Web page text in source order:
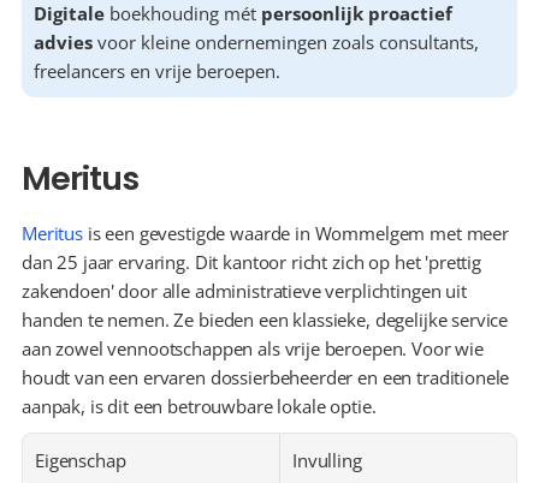
Digitale boekhouding mét persoonlijk proactief
advies voor kleine ondernemingen zoals consultants,
freelancers en vrije beroepen.
Meritus
Meritus is een gevestigde waarde in Wommelgem met meer
dan 25 jaar ervaring. Dit kantoor richt zich op het 'prettig
zakendoen' door alle administratieve verplichtingen uit
handen te nemen. Ze bieden een klassieke, degelijke service
aan zowel vennootschappen als vrije beroepen. Voor wie
houdt van een ervaren dossierbeheerder en een traditionele
aanpak, is dit een betrouwbare lokale optie.
Eigenschap Invulling